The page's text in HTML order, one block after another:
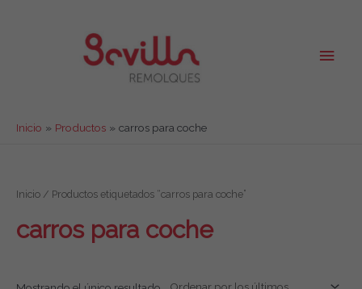
Inicio Productos carros para coche
Inicio / Productos etiquetados “carros para coche”
carros para coche